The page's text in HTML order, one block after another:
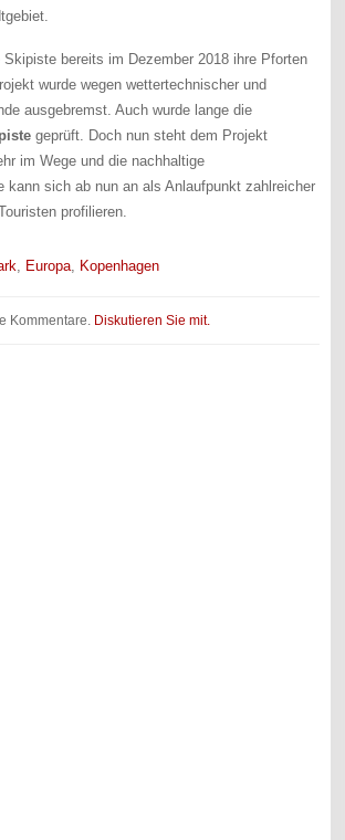
bereits im Dezember 2018 ihre Pforten
wurde wegen wettertechnischer und
ausgebremst. Auch wurde lange die
geprüft. Doch nun steht dem Projekt
im Wege und die nachhaltige
kann sich ab nun an als Anlaufpunkt zahlreicher
profilieren.
, Europa, Kopenhagen
Kommentare. Diskutieren Sie mit.